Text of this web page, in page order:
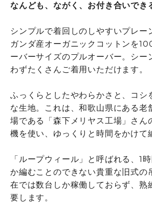
なんども、ながく、お付き合いでき
シンプルで着回しのしやすいプレー
ガンダ産オーガニックコットンを
ーバーサイズのプルオーバー。シー
わずたくさんご着用いただけます。
ふっくらとしたやわらかさと、コシ
な生地。これは、和歌山県にある老
場である「森下メリヤス工場」さん
機を使い、ゆっくりと時間をかけて
「ループウィール」と呼ばれる、1
か編むことのできない貴重な旧式の
在では数台しか稼働しておらず、熟
要します。